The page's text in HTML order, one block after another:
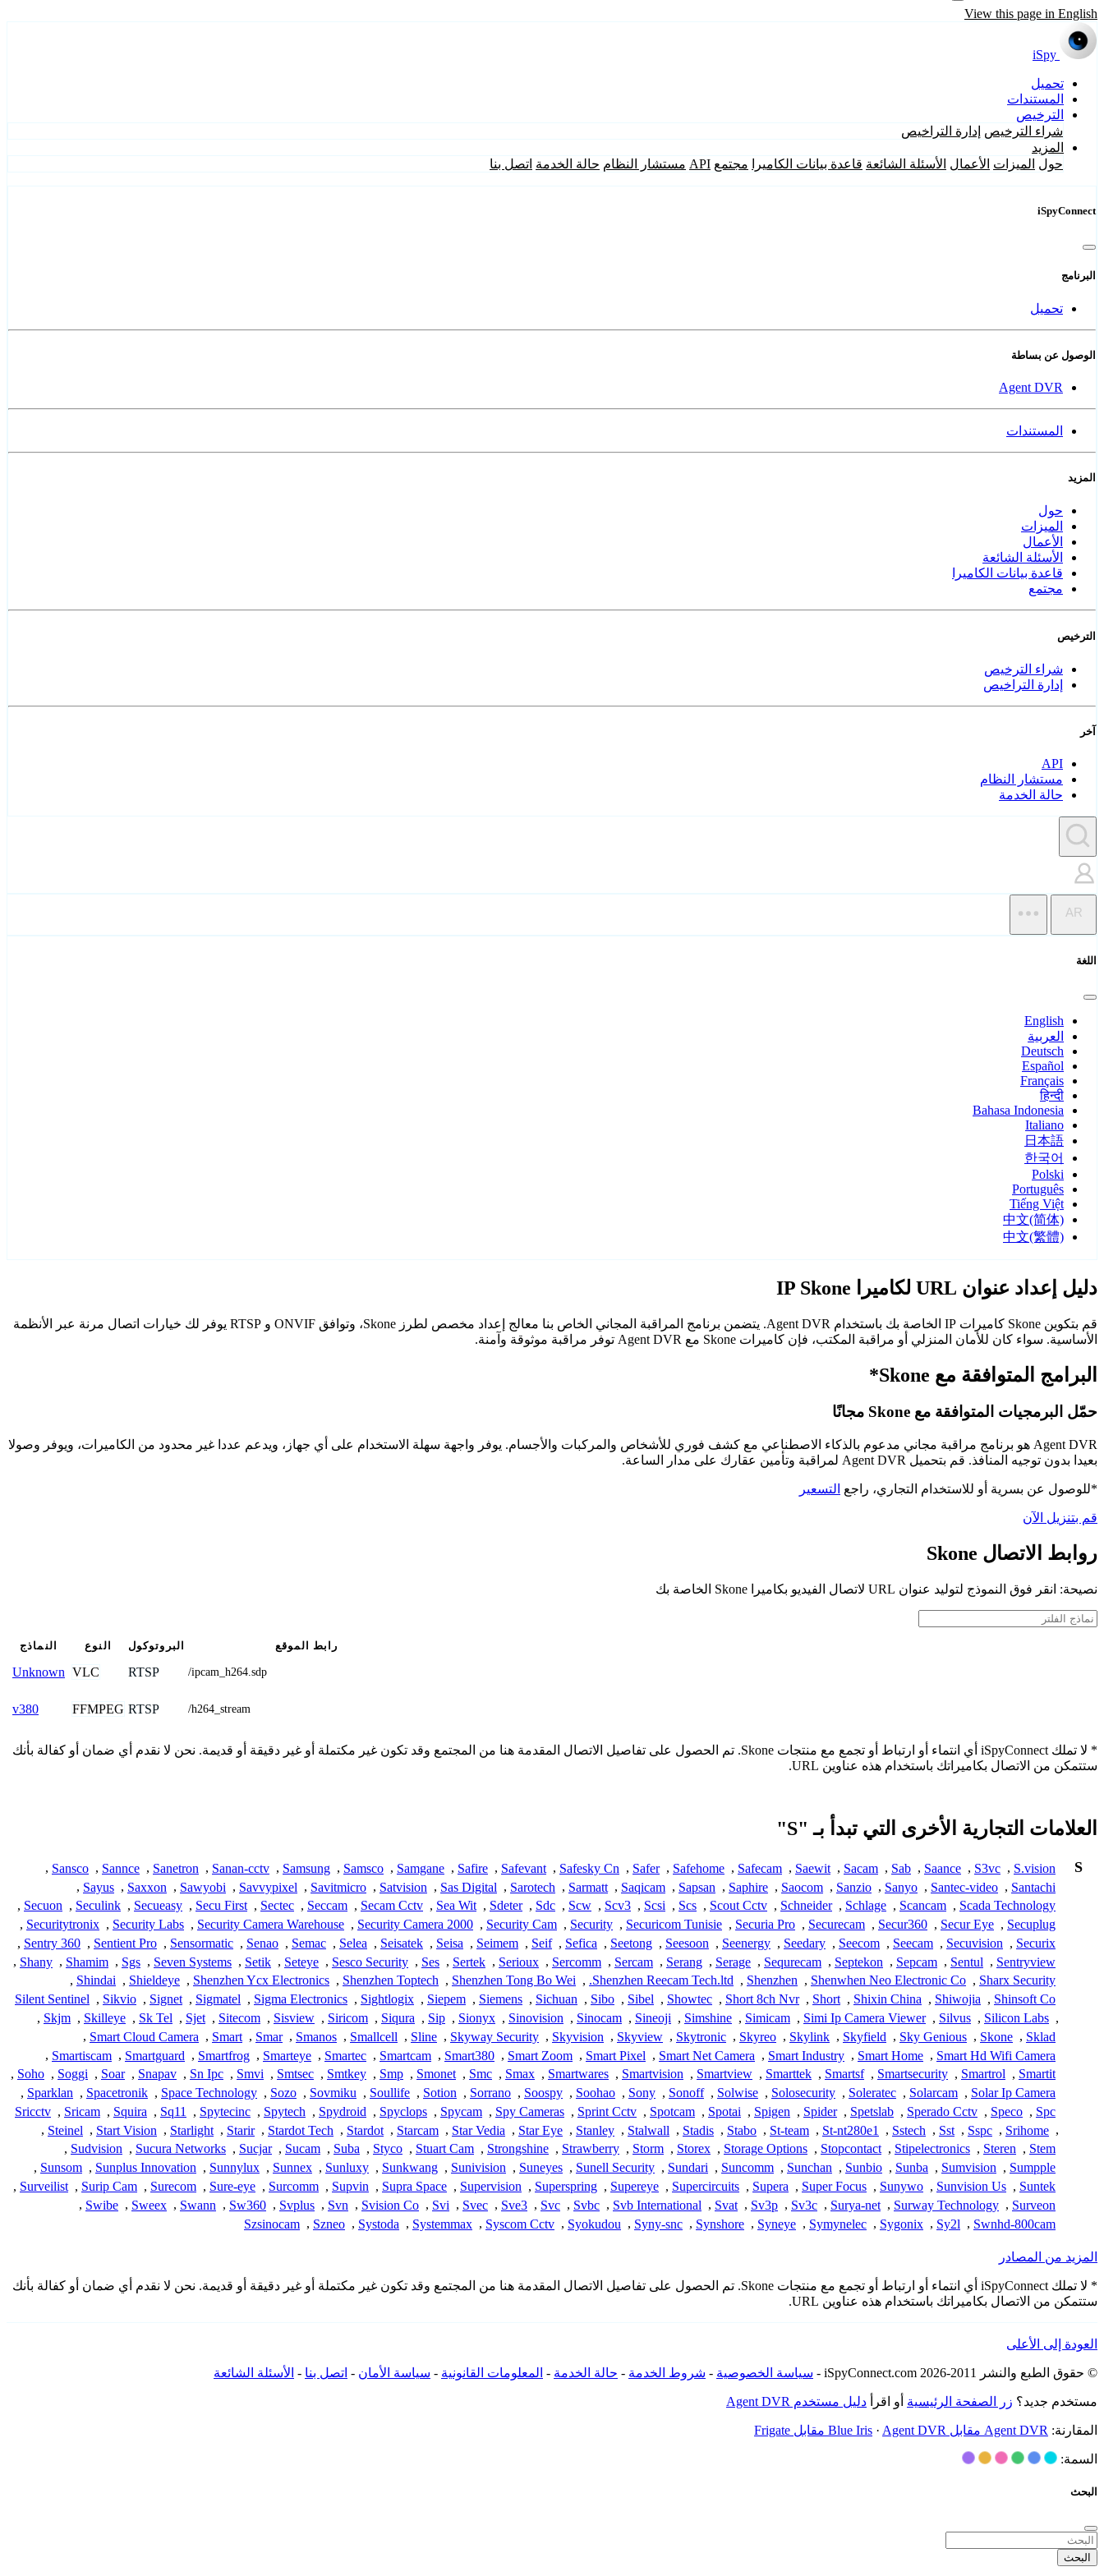
View this page in English
iSpy
تحميل
المستندات
الترخيص
شراء الترخيص إدارة التراخيص
المزيد
حول الميزات الأعمال الأسئلة الشائعة قاعدة بيانات الكاميرا مجتمع API مستشار النظام حالة الخدمة اتصل بنا
iSpyConnect
البرنامج
تحميل
الوصول عن بساطة
Agent DVR
المستندات
المزيد
حول
الميزات
الأعمال
الأسئلة الشائعة
قاعدة بيانات الكاميرا
مجتمع
الترخيص
شراء الترخيص
إدارة التراخيص
آخر
API
مستشار النظام
حالة الخدمة
AR
اللغة
English
العربية
Deutsch
Español
Français
हिन्दी
Bahasa Indonesia
Italiano
日本語
한국어
Polski
Português
Tiếng Việt
中文(简体)
中文(繁體)
دليل إعداد عنوان URL لكاميرا IP Skone
قم بتكوين Skone كاميرات IP الخاصة بك باستخدام Agent DVR. يتضمن برنامج المراقبة المجاني الخاص بنا معالج إعداد مخصص لطرز Skone، وتوافق ONVIF و RTSP يوفر لك خيارات اتصال مرنة عبر الأنظمة
الأساسية. سواء كان للأمان المنزلي أو مراقبة المكتب، فإن كاميرات Skone مع Agent DVR توفر مراقبة موثوقة وآمنة.
البرامج المتوافقة مع Skone*
حمّل البرمجيات المتوافقة مع Skone مجانًا
Agent DVR هو برنامج مراقبة مجاني مدعوم بالذكاء الاصطناعي مع كشف فوري للأشخاص والمركبات والأجسام. يوفر واجهة سهلة الاستخدام على أي جهاز، ويدعم عددا غير محدود من الكاميرات، ويوفر وصولا
بعيدا بدون توجيه المنافذ. قم بتحميل Agent DVR لمراقبة وتأمين عقارك على مدار الساعة.
*للوصول عن بسرية أو للاستخدام التجاري، راجع التسعير
قم بتنزيل الآن
روابط الاتصال Skone
نصيحة: انقر فوق النموذج لتوليد عنوان URL لاتصال الفيديو بكاميرا Skone الخاصة بك
النماذج النوع البروتوكول رابط الموقع
Unknown VLC RTSP /ipcam_h264.sdp
v380 FFMPEG RTSP /h264_stream
* لا تملك iSpyConnect أي انتماء أو ارتباط أو تجمع مع منتجات Skone. تم الحصول على تفاصيل الاتصال المقدمة هنا من المجتمع وقد تكون غير مكتملة أو غير دقيقة أو قديمة. نحن لا نقدم أي ضمان أو كفالة بأنك
ستتمكن من الاتصال بكاميراتك باستخدام هذه عناوين URL.
العلامات التجارية الأخرى التي تبدأ بـ "S"
S
S.vision
,
S3vc
,
Saance
,
Sab
,
Sacam
,
Saewit
,
Safecam
,
Safehome
,
Safer
,
Safesky Cn
,
Safevant
,
Safire
,
Samgane
,
Samsco
,
Samsung
,
Sanan-cctv
,
Sanetron
,
Sannce
,
Sansco
,
Santachi
,
Santec-video
,
Sanyo
,
Sanzio
,
Saocom
,
Saphire
,
Sapsan
,
Saqicam
,
Sarmatt
,
Sarotech
,
Sas Digital
,
Satvision
,
Savitmicro
,
Savvypixel
,
Sawyobi
,
Saxxon
,
Sayus
,
Scada Technology
,
Scancam
,
Schlage
,
Schneider
,
Scout Cctv
,
Scs
,
Scsi
,
Scv3
,
Scw
,
Sdc
,
Sdeter
,
Sea Wit
,
Secam Cctv
,
Seccam
,
Sectec
,
Secu First
,
Secueasy
,
Seculink
,
Secuon
,
Secuplug
,
Secur Eye
,
Secur360
,
Securecam
,
Securia Pro
,
Securicom Tunisie
,
Security
,
Security Cam
,
Security Camera 2000
,
Security Camera Warehouse
,
Security Labs
,
Securitytronix
,
Securix
,
Secuvision
,
Seecam
,
Seecom
,
Seedary
,
Seenergy
,
Seesoon
,
Seetong
,
Sefica
,
Seif
,
Seimem
,
Seisa
,
Seisatek
,
Selea
,
Semac
,
Senao
,
Sensormatic
,
Sentient Pro
,
Sentry 360
,
Sentryview
,
Sentul
,
Sepcam
,
Septekon
,
Sequrecam
,
Serage
,
Serang
,
Sercam
,
Sercomm
,
Serioux
,
Sertek
,
Ses
,
Sesco Security
,
Seteye
,
Setik
,
Seven Systems
,
Sgs
,
Shamim
,
Shany
,
Sharx Security
,
Shenwhen Neo Electronic Co
,
Shenzhen
,
Shenzhen Reecam Tech.ltd.
,
Shenzhen Tong Bo Wei
,
Shenzhen Toptech
,
Shenzhen Ycx Electronics
,
Shieldeye
,
Shindai
,
Shinsoft Co
,
Shiwojia
,
Shixin China
,
Short
,
Short 8ch Nvr
,
Showtec
,
Sibel
,
Sibo
,
Sichuan
,
Siemens
,
Siepem
,
Sightlogix
,
Sigma Electronics
,
Sigmatel
,
Signet
,
Sikvio
,
Silent Sentinel
,
Silicon Labs
,
Silvus
,
Simi Ip Camera Viewer
,
Simicam
,
Simshine
,
Sineoji
,
Sinocam
,
Sinovision
,
Sionyx
,
Sip
,
Siqura
,
Siricom
,
Sisview
,
Sitecom
,
Sjet
,
Sk Tel
,
Skilleye
,
Skjm
,
Sklad
,
Skone
,
Sky Genious
,
Skyfield
,
Skylink
,
Skyreo
,
Skytronic
,
Skyview
,
Skyvision
,
Skyway Security
,
Sline
,
Smallcell
,
Smanos
,
Smar
,
Smart
,
Smart Cloud Camera
,
Smart Hd Wifi Camera
,
Smart Home
,
Smart Industry
,
Smart Net Camera
,
Smart Pixel
,
Smart Zoom
,
Smart380
,
Smartcam
,
Smartec
,
Smarteye
,
Smartfrog
,
Smartguard
,
Smartiscam
,
Smartit
,
Smartrol
,
Smartsecurity
,
Smartsf
,
Smarttek
,
Smartview
,
Smartvision
,
Smartwares
,
Smax
,
Smc
,
Smonet
,
Smp
,
Smtkey
,
Smtsec
,
Smvi
,
Sn Ipc
,
Snapav
,
Soar
,
Soggi
,
Soho
,
Solar Ip Camera
,
Solarcam
,
Soleratec
,
Solosecurity
,
Solwise
,
Sonoff
,
Sony
,
Soohao
,
Soospy
,
Sorrano
,
Sotion
,
Soullife
,
Sovmiku
,
Sozo
,
Space Technology
,
Spacetronik
,
Sparklan
,
Spc
,
Speco
,
Sperado Cctv
,
Spetslab
,
Spider
,
Spigen
,
Spotai
,
Spotcam
,
Sprint Cctv
,
Spy Cameras
,
Spycam
,
Spyclops
,
Spydroid
,
Spytech
,
Spytecinc
,
Sq11
,
Squira
,
Sricam
,
Sricctv
,
Srihome
,
Sspc
,
Sst
,
Sstech
,
St-nt280e1
,
St-team
,
Stabo
,
Stadis
,
Stalwall
,
Stanley
,
Star Eye
,
Star Vedia
,
Starcam
,
Stardot
,
Stardot Tech
,
Starir
,
Starlight
,
Start Vision
,
Steinel
,
Stem
,
Steren
,
Stipelectronics
,
Stopcontact
,
Storage Options
,
Storex
,
Storm
,
Strawberry
,
Strongshine
,
Stuart Cam
,
Styco
,
Suba
,
Sucam
,
Sucjar
,
Sucura Networks
,
Sudvision
,
Sumpple
,
Sumvision
,
Sunba
,
Sunbio
,
Sunchan
,
Suncomm
,
Sundari
,
Sunell Security
,
Suneyes
,
Sunivision
,
Sunkwang
,
Sunluxy
,
Sunnex
,
Sunnylux
,
Sunplus Innovation
,
Sunsom
,
Suntek
,
Sunvision Us
,
Sunywo
,
Super Focus
,
Supera
,
Supercircuits
,
Supereye
,
Superspring
,
Supervision
,
Supra Space
,
Supvin
,
Surcomm
,
Sure-eye
,
Surecom
,
Surip Cam
,
Surveilist
,
Surveon
,
Surway Technology
,
Surya-net
,
Sv3c
,
Sv3p
,
Svat
,
Svb International
,
Svbc
,
Svc
,
Sve3
,
Svec
,
Svi
,
Svision Co
,
Svn
,
Svplus
,
Sw360
,
Swann
,
Sweex
,
Swibe
,
Swnhd-800cam
,
Sy2l
,
Sygonix
,
Symynelec
,
Syneye
,
Synshore
,
Syny-snc
,
Syokudou
,
Syscom Cctv
,
Systemmax
,
Systoda
,
Szneo
,
Szsinocam
المزيد من المصادر
* لا تملك iSpyConnect أي انتماء أو ارتباط أو تجمع مع منتجات Skone. تم الحصول على تفاصيل الاتصال المقدمة هنا من المجتمع وقد تكون غير مكتملة أو غير دقيقة أو قديمة. نحن لا نقدم أي ضمان أو كفالة بأنك
ستتمكن من الاتصال بكاميراتك باستخدام هذه عناوين URL.
العودة إلى الأعلى
© حقوق الطبع والنشر 2011-2026 iSpyConnect.com - سياسة الخصوصية - شروط الخدمة - حالة الخدمة - المعلومات القانونية - سياسة الأمان - اتصل بنا - الأسئلة الشائعة
مستخدم جديد؟ زر الصفحة الرئيسية أو اقرأ دليل مستخدم Agent DVR
المقارنة: Agent DVR مقابل Blue Iris · Agent DVR مقابل Frigate
السمة:
البحث
البحث